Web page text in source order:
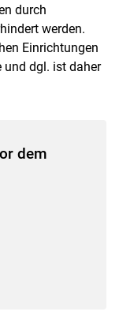
durch
werden.
Einrichtungen
und dgl. ist daher
dem